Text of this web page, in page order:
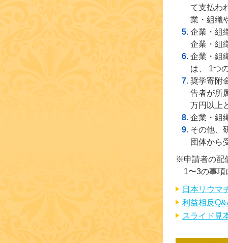
て支払わ
業・組織
企業・組
企業・組
企業・組
は、 1つ
奨学寄附
告者が所
万円以上
企業・組
その他、
団体から
※申請者の配
1〜3の事
日本リウマ
利益相反
スライド見